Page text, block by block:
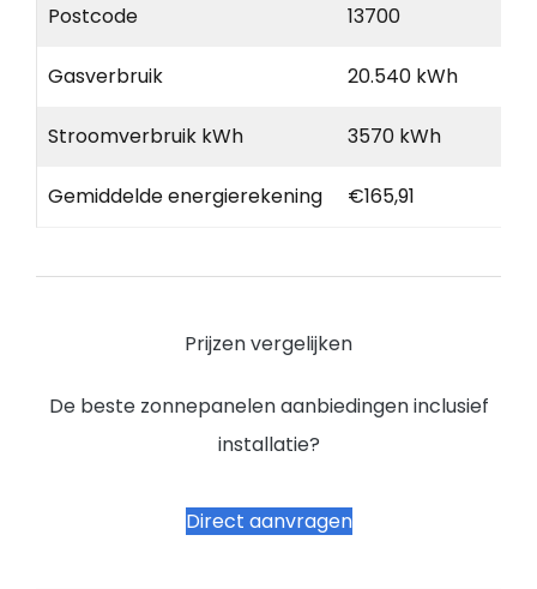
Postcode 13700
Gasverbruik 20.540 kWh
Stroomverbruik kWh 3570 kWh
Gemiddelde energierekening €165,91
Prijzen vergelijken
De beste zonnepanelen aanbiedingen inclusief
installatie?
Direct aanvragen